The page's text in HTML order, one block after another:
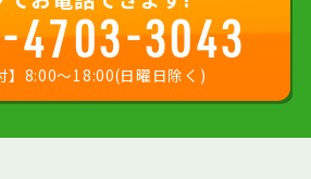
4703-3043
】8:00〜18:00(日曜日除く)